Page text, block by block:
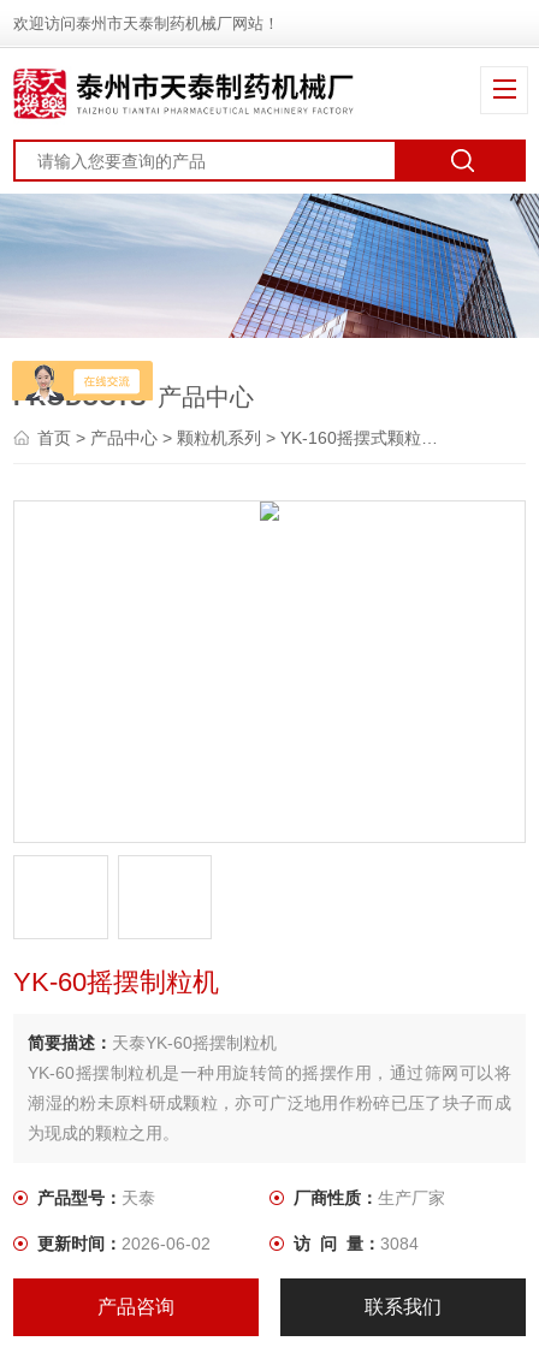
欢迎访问泰州市天泰制药机械厂网站！
PRODUCTS 产品中心
首页> 产品中心 >颗粒机系列 >YK-160摇摆式颗粒机
YK-60摇摆制粒机
简要描述： 天泰YK-60摇摆制粒机
YK-60摇摆制粒机是一种用旋转筒的摇摆作用，通过筛网可以将
潮湿的粉未原料研成颗粒，亦可广泛地用作粉碎已压了块子而成
为现成的颗粒之用。
产品型号： 天泰 厂商性质： 生产厂家
更新时间：2026-06-02 访 问 量： 3084
产品咨询 联系我们